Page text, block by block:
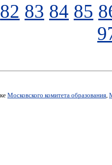
82 83 84 85
Московского комитета образования,